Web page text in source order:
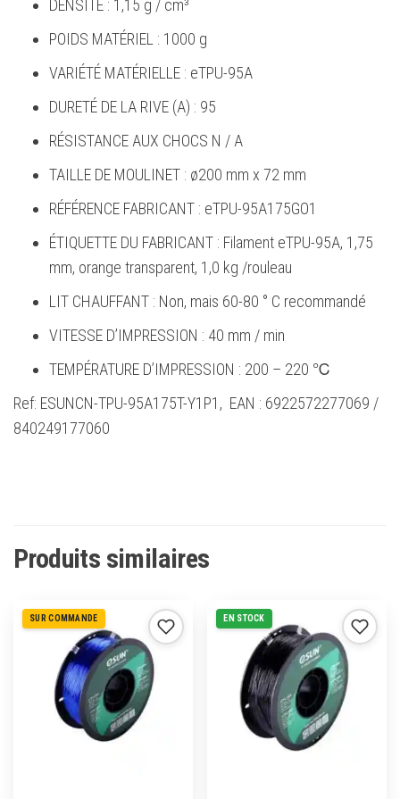
DENSITÉ : 1,15 g / cm³
POIDS MATÉRIEL : 1000 g
VARIÉTÉ MATÉRIELLE : eTPU-95A
DURETÉ DE LA RIVE (A) : 95
RÉSISTANCE AUX CHOCS N / A
TAILLE DE MOULINET : ø200 mm x 72 mm
RÉFÉRENCE FABRICANT : eTPU-95A175GO1
ÉTIQUETTE DU FABRICANT : Filament eTPU-95A, 1,75
mm, orange transparent, 1,0 kg /rouleau
LIT CHAUFFANT : Non, mais 60-80 ° C recommandé
VITESSE D’IMPRESSION : 40 mm / min
TEMPÉRATURE D’IMPRESSION : 200 – 220 ℃
Ref: ESUNCN-TPU-95A175T-Y1P1, EAN : 6922572277069 /
840249177060
Produits similaires
SUR COMMANDE EN STOCK